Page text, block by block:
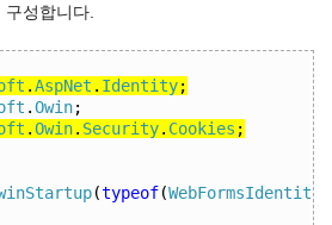
구성합니다.
.AspNet . Identity;
.Owin;
.Owin. Security. Cookies ;
(typeof(WebFormsIdentity